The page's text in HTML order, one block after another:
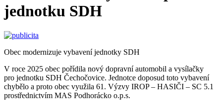
jednotku SDH
Obec modernizuje vybavení jednotky SDH
V roce 2025 obec pořídila nový dopravní automobil a vysílačky
pro jednotku SDH Čechočovice. Jednotce doposud toto vybavení
chybělo a proto obec využila 61. Výzvy IROP – HASIČI – SC 5.1
prostřednictvím MAS Podhorácko o.p.s.